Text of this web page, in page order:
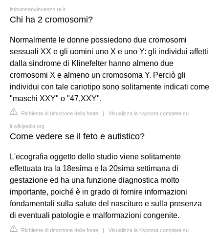
istitutosanvincenzo.re.it
Chi ha 2 cromosomi?
Normalmente le donne possiedono due cromosomi
sessuali XX e gli uomini uno X e uno Y: gli individui affetti
dalla sindrome di Klinefelter hanno almeno due
cromosomi X e almeno un cromosoma Y. Perciò gli
individui con tale cariotipo sono solitamente indicati come
"maschi XXY" o "47,XXY".
Richiesta di rimozione della fonte | Visualizza la risposta completa su
it.wikipedia.org
Come vedere se il feto e autistico?
L'ecografia oggetto dello studio viene solitamente
effettuata tra la 18esima e la 20sima settimana di
gestazione ed ha una funzione diagnostica molto
importante, poiché è in grado di fornire informazioni
fondamentali sulla salute del nascituro e sulla presenza
di eventuali patologie e malformazioni congenite.
Richiesta di rimozione della fonte | Visualizza la risposta completa su